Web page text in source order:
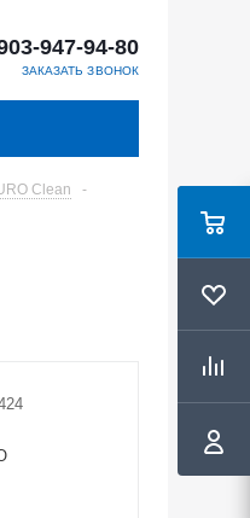
947-94-80
ЗАКАЗАТЬ ЗВОНОК
Clean
-